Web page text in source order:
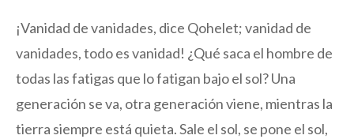
¡Vanidad de vanidades, dice Qohelet; vanidad de
vanidades, todo es vanidad! ¿Qué saca el hombre de
todas las fatigas que lo fatigan bajo el sol? Una
generación se va, otra generación viene, mientras la
tierra siempre está quieta. Sale el sol, se pone el sol,